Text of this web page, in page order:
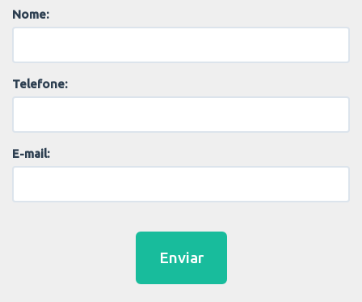
Nome:
Telefone:
E-mail:
Enviar